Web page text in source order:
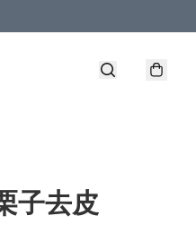
子去皮